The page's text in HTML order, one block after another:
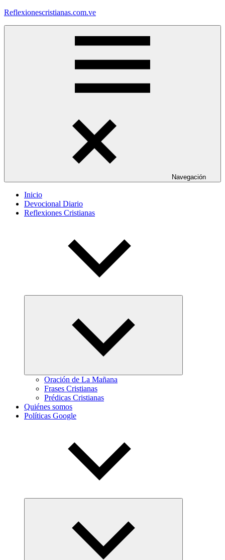
Saltar
Reflexionescristianas.com.ve
Navegación
Inicio
Devocional Diario
Reflexiones Cristianas
Oración de La Mañana
Frases Cristianas
Prédicas Cristianas
Quiénes somos
Políticas Google